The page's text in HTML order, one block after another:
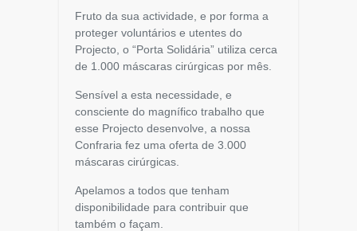
Fruto da sua actividade, e por forma a
proteger voluntários e utentes do
Projecto, o “Porta Solidária” utiliza cerca
de 1.000 máscaras cirúrgicas por mês.
Sensível a esta necessidade, e
consciente do magnífico trabalho que
esse Projecto desenvolve, a nossa
Confraria fez uma oferta de 3.000
máscaras cirúrgicas.
Apelamos a todos que tenham
disponibilidade para contribuir que
também o façam.